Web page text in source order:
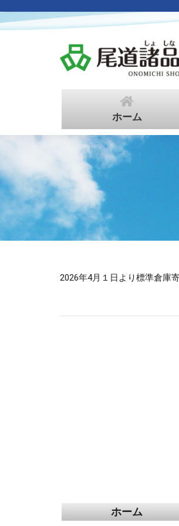
ホーム
2026年4月１日より標準倉庫
ホーム